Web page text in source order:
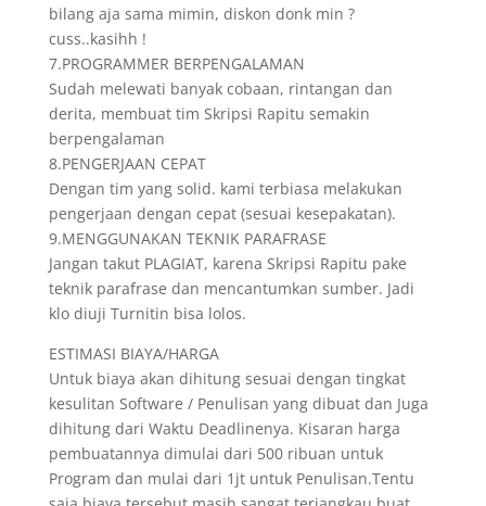
bilang aja sama mimin, diskon donk min ?
cuss..kasihh !
7.PROGRAMMER BERPENGALAMAN
Sudah melewati banyak cobaan, rintangan dan
derita, membuat tim Skripsi Rapitu semakin
berpengalaman
8.PENGERJAAN CEPAT
Dengan tim yang solid. kami terbiasa melakukan
pengerjaan dengan cepat (sesuai kesepakatan).
9.MENGGUNAKAN TEKNIK PARAFRASE
Jangan takut PLAGIAT, karena Skripsi Rapitu pake
teknik parafrase dan mencantumkan sumber. Jadi
klo diuji Turnitin bisa lolos.
ESTIMASI BIAYA/HARGA
Untuk biaya akan dihitung sesuai dengan tingkat
kesulitan Software / Penulisan yang dibuat dan Juga
dihitung dari Waktu Deadlinenya. Kisaran harga
pembuatannya dimulai dari 500 ribuan untuk
Program dan mulai dari 1jt untuk Penulisan.Tentu